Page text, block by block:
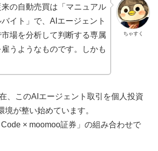
ちゃすく
の自動売買は「マニュアル
イト」で、AIエージェント
場を分析して判断する専属
雇うようなものです。しかも
、このAIエージェント取引を個人投資
境が整い始めています。
× moomoo証券」の組み合わせで